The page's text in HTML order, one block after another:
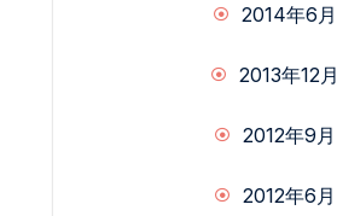
2014年6月
2013年12月
2012年9月
2012年6月